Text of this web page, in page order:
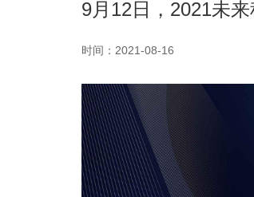
9月12日，2021未
时间：2021-08-16